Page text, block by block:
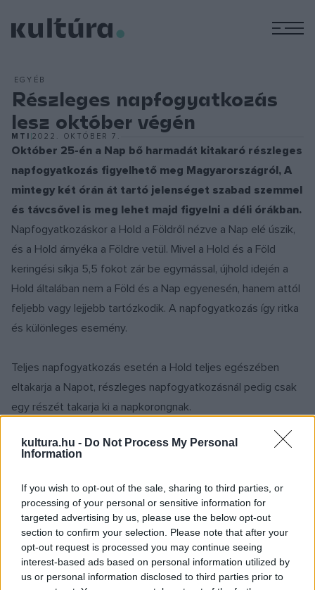
kultura.hu - Do Not Process My Personal
Information
If you wish to opt-out of the sale, sharing to third parties, or
processing of your personal or sensitive information for
targeted advertising by us, please use the below opt-out
section to confirm your selection. Please note that after your
opt-out request is processed you may continue seeing
interest-based ads based on personal information utilized by
us or personal information disclosed to third parties prior to
EGYÉB
Részleges napfogyatkozás
lesz október végén
MTI 2022. OKTÓBER 7.
Október 25-én a Nap bő harmadát kitakaró részleges
napfogyatkozás figyelhető meg Magyarországról, A
mintegy két órán át tartó jelenséget szabad szemmel
és távcsővel is meg lehet majd figyelni a déli órákban.
Napfogyatkozáskor a Hold a Földről nézve a Nap elé úszik,
és a Hold árnyéka a Földre vetül. Mivel a Hold és a Föld
keringési síkja 5,5 fokot zár be egymással, újhold idején a
Hold általában nem a Föld és a Nap egyenesén, hanem attól
feljebb vagy lejjebb tartózkodik. A napfogyatkozás így ritka
és különleges esemény.
Teljes napfogyatkozás esetén a Hold teljes egészében
eltakarja a Napot, részleges napfogyatkozásnál pedig csak
egy részét takarja ki a napkorongnak.
A mostani fogyatkozáshoz hasonlót legutóbb 2015-ben
Nap területének. A következő nagyobb, Magyarországról 47
százalékosan látszó fogyatkozás 2027. augusztus 2-án fog
bekövetkezni.
Az égi jelenség Budapestről nézve 11 óra 18 perckor
kezdődik, akkor lép be a Hold a napkorong elé. A